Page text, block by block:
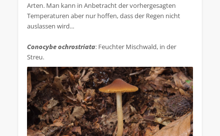
Arten. Man kann in Anbetracht der vorhergesagten
Temperaturen aber nur hoffen, dass der Regen nicht
auslassen wird...
Conocybe ochrostriata: Feuchter Mischwald, in der
Streu.